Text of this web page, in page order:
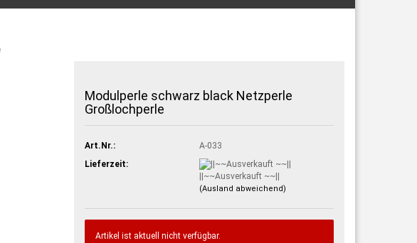
Modulperle schwarz black Netzperle
Großlochperle
Art.Nr.:
A-033
Lieferzeit:
||~~Ausverkauft ~~||
(Ausland abweichend)
Artikel ist aktuell nicht verfügbar.